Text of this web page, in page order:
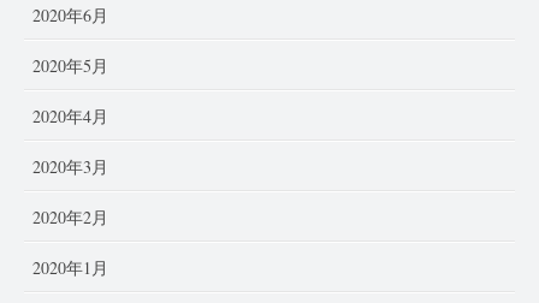
2020年6月
2020年5月
2020年4月
2020年3月
2020年2月
2020年1月